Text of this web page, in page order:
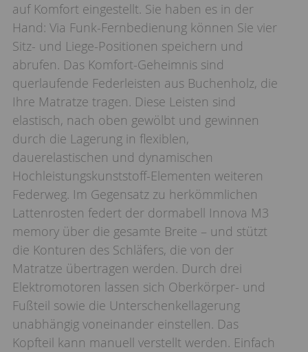
auf Komfort eingestellt. Sie haben es in der
Hand: Via Funk-Fernbedienung können Sie vier
Sitz- und Liege-Positionen speichern und
abrufen. Das Komfort-Geheimnis sind
querlaufende Federleisten aus Buchenholz, die
Ihre Matratze tragen. Diese Leisten sind
elastisch, nach oben gewölbt und gewinnen
durch die Lagerung in flexiblen,
dauerelastischen und dynamischen
Hochleistungskunststoff-Elementen weiteren
Federweg. Im Gegensatz zu herkömmlichen
Lattenrosten federt der dormabell Innova M3
memory über die gesamte Breite – und stützt
die Konturen des Schläfers, die von der
Matratze übertragen werden. Durch drei
Elektromotoren lassen sich Oberkörper- und
Fußteil sowie die Unterschenkellagerung
unabhängig voneinander einstellen. Das
Kopfteil kann manuell verstellt werden. Einfach